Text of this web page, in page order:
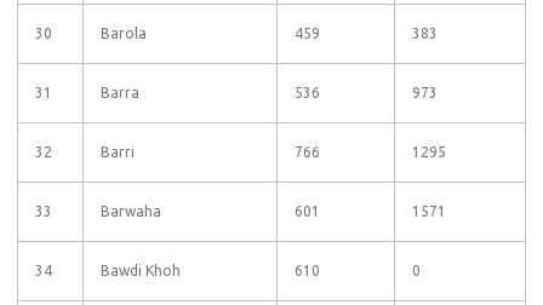
30 Barola 459 383
31 Barra 536 973
32 Barri 766 1295
33 Barwaha 601 1571
34 Bawdi Khoh 610 0